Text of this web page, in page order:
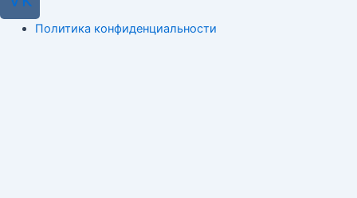
Политика конфиденциальности